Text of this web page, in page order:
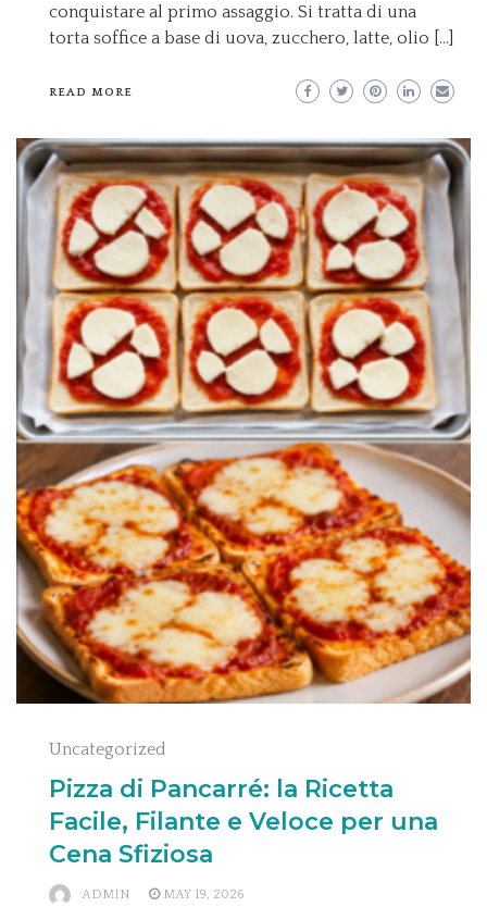
conquistare al primo assaggio. Si tratta di una
torta soffice a base di uova, zucchero, latte, olio […]
READ MORE
Uncategorized
Pizza di Pancarré: la Ricetta
Facile, Filante e Veloce per una
Cena Sfiziosa
ADMIN MAY 19, 2026